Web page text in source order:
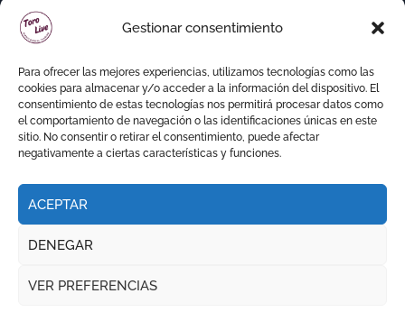
Gestionar consentimiento
Para ofrecer las mejores experiencias, utilizamos tecnologías como las
cookies para almacenar y/o acceder a la información del dispositivo. El
consentimiento de estas tecnologías nos permitirá procesar datos como
el comportamiento de navegación o las identificaciones únicas en este
sitio. No consentir o retirar el consentimiento, puede afectar
negativamente a ciertas características y funciones.
ACEPTAR
DENEGAR
VER PREFERENCIAS
Copyright © Todos los derechos reservados